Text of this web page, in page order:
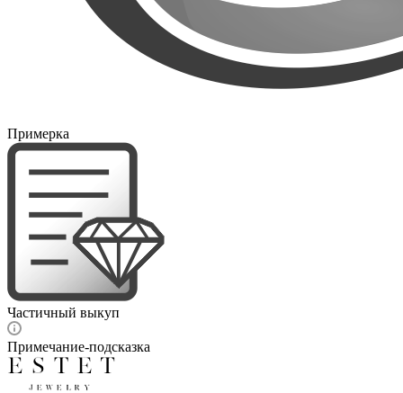
Примерка
Частичный выкуп
Примечание-подсказка